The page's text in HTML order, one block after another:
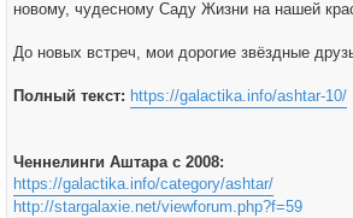
новому, чудесному Саду Жизни на нашей
До новых встреч, мои дорогие звёздные
Полный текст: https://galactika.info/ashtar-10/
Ченнелинги Аштара с 2008:
https://galactika.info/category/ashtar/
http://stargalaxie.net/viewforum.php?f=59